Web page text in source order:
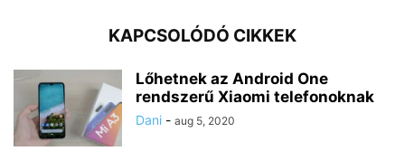
KAPCSOLÓDÓ CIKKEK
Lőhetnek az Android One
rendszerű Xiaomi telefonoknak
Dani - aug 5, 2020